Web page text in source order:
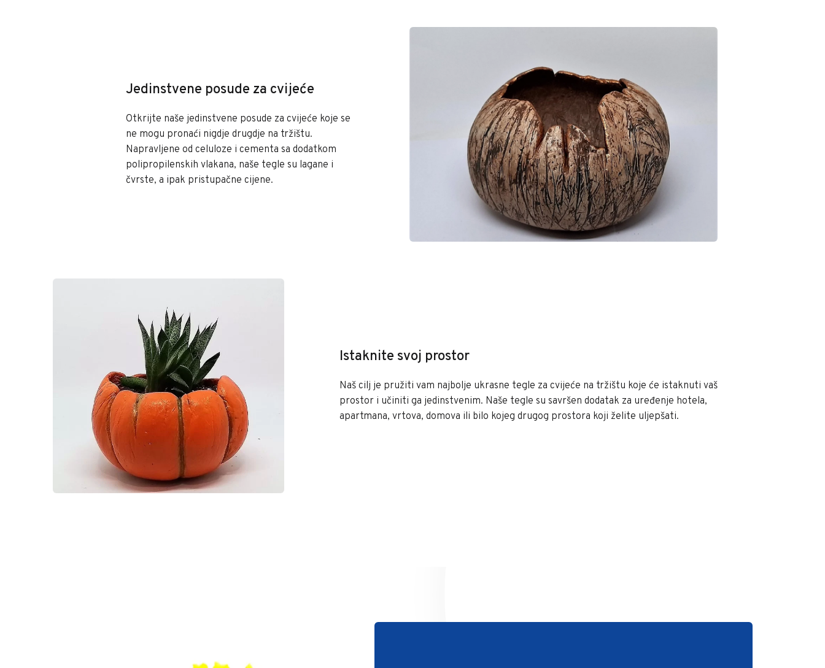
Jedinstvene posude za cvijeće
Otkrijte naše jedinstvene posude za cvijeće koje se
ne mogu pronaći nigdje drugdje na tržištu.
Napravljene od celuloze i cementa sa dodatkom
polipropilenskih vlakana, naše tegle su lagane i
čvrste, a ipak pristupačne cijene.
Istaknite svoj prostor
Naš cilj je pružiti vam najbolje ukrasne tegle za cvijeće na tržištu koje će istaknuti vaš
prostor i učiniti ga jedinstvenim. Naše tegle su savršen dodatak za uređenje hotela,
apartmana, vrtova, domova ili bilo kojeg drugog prostora koji želite uljepšati.